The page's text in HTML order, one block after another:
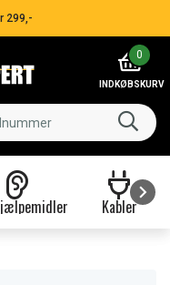
299,-
0
INDKØBSKURV
Kabler